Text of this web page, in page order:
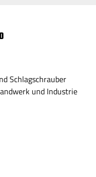
Schlagschrauber
und Industrie